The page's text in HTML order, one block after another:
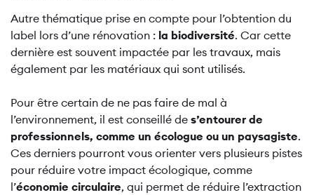
Autre thématique prise en compte pour l’obtention du
label lors d’une rénovation : la biodiversité. Car cette
dernière est souvent impactée par les travaux, mais
également par les matériaux qui sont utilisés.
Pour être certain de ne pas faire de mal à
l’environnement, il est conseillé de s’entourer de
professionnels, comme un écologue ou un paysagiste.
Ces derniers pourront vous orienter vers plusieurs pistes
pour réduire votre impact écologique, comme
l’économie circulaire, qui permet de réduire l’extraction